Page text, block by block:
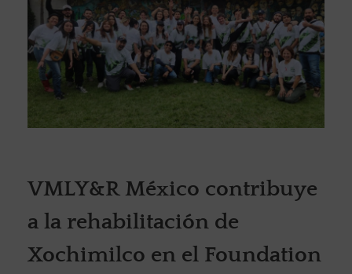
VMLY&R México contribuye
a la rehabilitación de
Xochimilco en el Foundation